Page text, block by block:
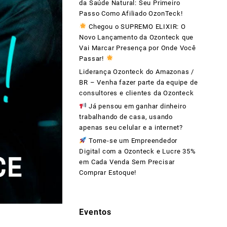
da Saúde Natural: Seu Primeiro
Passo Como Afiliado OzonTeck!
Chegou o SUPREMO ELIXIR: O
Novo Lançamento da Ozonteck que
Vai Marcar Presença por Onde Você
Passar!
Liderança Ozonteck do Amazonas /
BR – Venha fazer parte da equipe de
consultores e clientes da Ozonteck
Já pensou em ganhar dinheiro
trabalhando de casa, usando
apenas seu celular e a internet?
Torne-se um Empreendedor
Digital com a Ozonteck e Lucre 35%
em Cada Venda Sem Precisar
Comprar Estoque!
Eventos